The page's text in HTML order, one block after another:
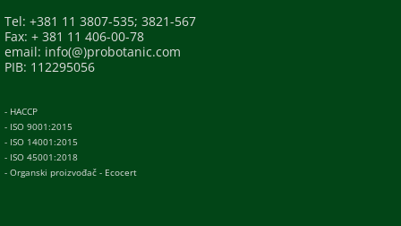
Tel: +381 11 3807-535; 3821-567
Fax: + 381 11 406-00-78
email: info(@)probotanic.com
PIB: 112295056
- HACCP
- ISO 9001:2015
- ISO 14001:2015
- ISO 45001:2018
- Organski proizvođač - Ecocert